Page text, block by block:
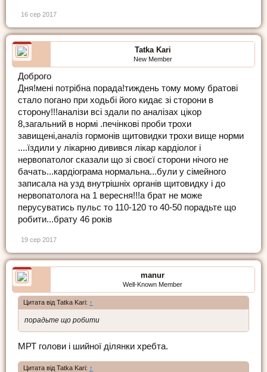
16 сер 2017
Tatka Kari
New Member
Доброго
Дня!мені потрібна порада!тиждень тому мому братові
стало погано при ходьбі його кидає зі сторони в
сторону!!!аналізи всі здали по аналізах цікор
8,загальний в нормі .печінкові проби трохи
завищені,аналіз гормонів щитовидки трохи вище норми
....їздили у лікарню дивився лікар кардіолог і
нервопатолог сказали що зі своєї сторони нічого не
бачать...кардіограма нормальна...були у сімейного
записала на узд внутрішніх органів щитовидку і до
нервопатолога на 1 вересня!!!а брат не може
перусуватись пульс то 110-120 то 40-50 порадьте що
робити...брату 46 років
19 сер 2017
manur
Well-Known Member
Цитата від Tatka Kari: ↑
порадьте що робити
МРТ голови і шийної ділянки хребта.
Цитата від Tatka Kari: ↑